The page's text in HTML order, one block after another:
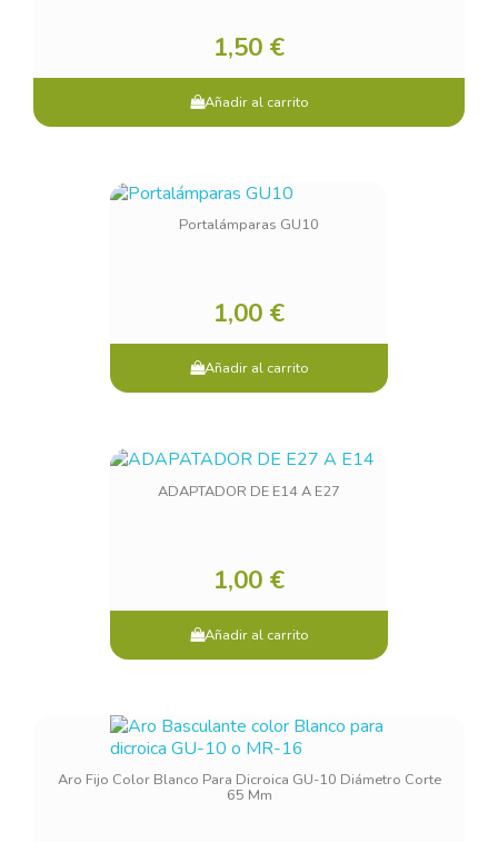
1,50 €
Añadir al carrito
Portalámparas GU10
1,00 €
Añadir al carrito
ADAPTADOR DE E14 A E27
1,00 €
Añadir al carrito
Aro Fijo Color Blanco Para Dicroica GU-10 Diámetro Corte
65 Mm